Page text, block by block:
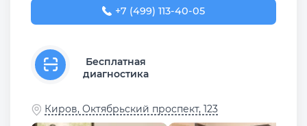
+7 (499) 113-40-05
Бесплатная
диагностика
Киров, Октябрьский проспект, 123